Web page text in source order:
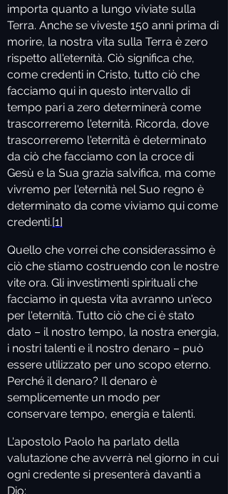
importa quanto a lungo viviate sulla
Terra. Anche se viveste 150 anni prima di
morire, la nostra vita sulla Terra è zero
rispetto all'eternità. Ciò significa che,
come credenti in Cristo, tutto ciò che
facciamo qui in questo intervallo di
tempo pari a zero determinerà come
trascorreremo l'eternità. Ricorda, dove
trascorreremo l'eternità è determinato
da ciò che facciamo con la croce di
Gesù e la Sua grazia salvifica, ma come
vivremo per l'eternità nel Suo regno è
determinato da come viviamo qui come
credenti.[1]
Quello che vorrei che considerassimo è
ciò che stiamo costruendo con le nostre
vite ora. Gli investimenti spirituali che
facciamo in questa vita avranno un'eco
per l'eternità. Tutto ciò che ci è stato
dato – il nostro tempo, la nostra energia,
i nostri talenti e il nostro denaro – può
essere utilizzato per uno scopo eterno.
Perché il denaro? Il denaro è
semplicemente un modo per
conservare tempo, energia e talenti.
L'apostolo Paolo ha parlato della
valutazione che avverrà nel giorno in cui
ogni credente si presenterà davanti a
Dio: